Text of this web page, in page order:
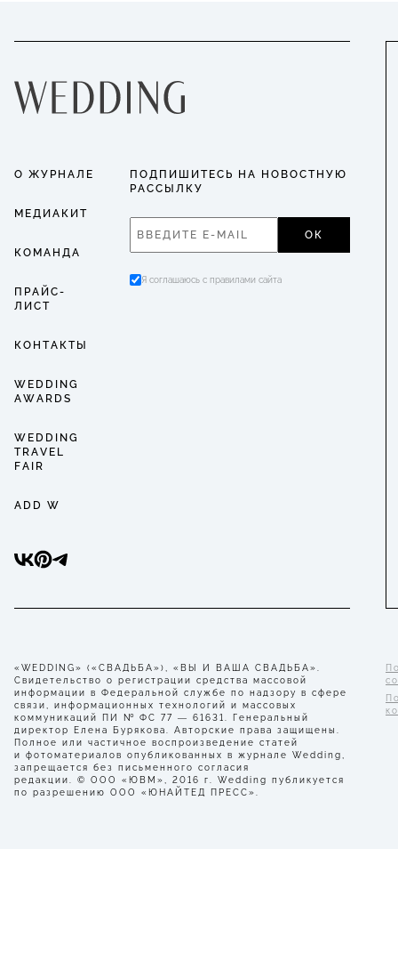
О ЖУРНАЛЕ
МЕДИАКИТ
КОМАНДА
ПРАЙС-
ЛИСТ
КОНТАКТЫ
WEDDING
AWARDS
WEDDING
TRAVEL
FAIR
ADD W
ПОДПИШИТЕСЬ НА НОВОСТНУЮ
РАССЫЛКУ
ОК
Я соглашаюсь с правилами сайта
«WEDDING» («СВАДЬБА»), «ВЫ И ВАША СВАДЬБА».
Свидетельство о регистрации средства массовой
информации в Федеральной службе по надзору в сфере
связи, информационных технологий и массовых
коммуникаций ПИ № ФС 77 — 61631. Генеральный
директор Елена Бурякова. Авторские права защищены.
Полное или частичное воспроизведение статей
и фотоматериалов опубликованных в журнале Wedding,
запрещается без письменного согласия
редакции. © ООО «ЮВМ», 2016 г. Wedding публикуется
по разрешению ООО «ЮНАЙТЕД ПРЕСС».